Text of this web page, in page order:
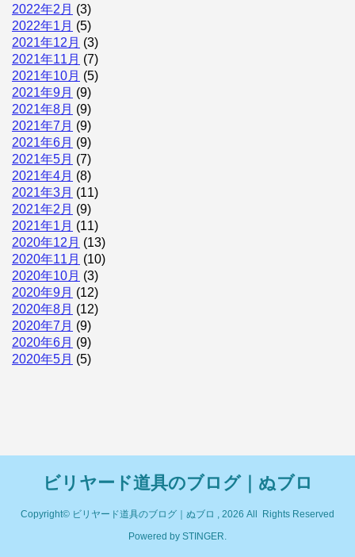
2022年2月 (3)
2022年1月 (5)
2021年12月 (3)
2021年11月 (7)
2021年10月 (5)
2021年9月 (9)
2021年8月 (9)
2021年7月 (9)
2021年6月 (9)
2021年5月 (7)
2021年4月 (8)
2021年3月 (11)
2021年2月 (9)
2021年1月 (11)
2020年12月 (13)
2020年11月 (10)
2020年10月 (3)
2020年9月 (12)
2020年8月 (12)
2020年7月 (9)
2020年6月 (9)
2020年5月 (5)
ビリヤード道具のブログ｜ぬブロ
Copyright© ビリヤード道具のブログ｜ぬブロ , 2026 All Rights Reserved
Powered by STINGER.